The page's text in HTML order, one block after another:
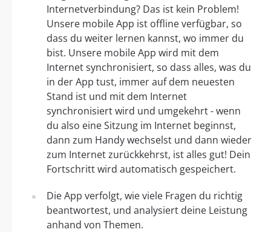
Internetverbindung? Das ist kein Problem!
Unsere mobile App ist offline verfügbar, so
dass du weiter lernen kannst, wo immer du
bist. Unsere mobile App wird mit dem
Internet synchronisiert, so dass alles, was du
in der App tust, immer auf dem neuesten
Stand ist und mit dem Internet
synchronisiert wird und umgekehrt - wenn
du also eine Sitzung im Internet beginnst,
dann zum Handy wechselst und dann wieder
zum Internet zurückkehrst, ist alles gut! Dein
Fortschritt wird automatisch gespeichert.
Die App verfolgt, wie viele Fragen du richtig
beantwortest, und analysiert deine Leistung
anhand von Themen.